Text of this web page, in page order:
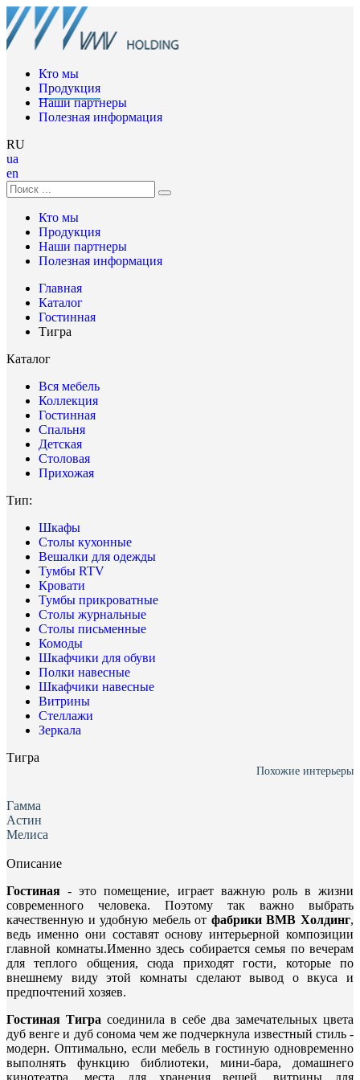
Кто мы
Продукция
Наши партнеры
Полезная информация
RU
ua
en
Кто мы
Продукция
Наши партнеры
Полезная информация
Главная
Каталог
Гостинная
Тигра
Каталог
Вся мебель
Коллекция
Гостинная
Спальня
Детская
Столовая
Прихожая
Тип:
Шкафы
Столы кухонные
Вешалки для одежды
Тумбы RTV
Кровати
Тумбы прикроватные
Столы журнальные
Столы письменные
Комоды
Шкафчики для обуви
Полки навесные
Шкафчики навесные
Витрины
Стеллажи
Зеркала
Тигра
Похожие интерьеры
Гамма
Астин
Мелиса
Описание
Гостиная - это помещение, играет важную роль в жизни
современного человека. Поэтому так важно выбрать
качественную и удобную мебель от фабрики ВМВ Холдинг,
ведь именно они составят основу интерьерной композиции
главной комнаты.Именно здесь собирается семья по вечерам
для теплого общения, сюда приходят гости, которые по
внешнему виду этой комнаты сделают вывод о вкуса и
предпочтений хозяев.
Гостиная Тигра соединила в себе два замечательных цвета
дуб венге и дуб cонома чем же подчеркнула известный стиль -
модерн. Оптимально, если мебель в гостиную одновременно
выполнять функцию библиотеки, мини-бара, домашнего
кинотеатра, места для хранения вещей, витрины для